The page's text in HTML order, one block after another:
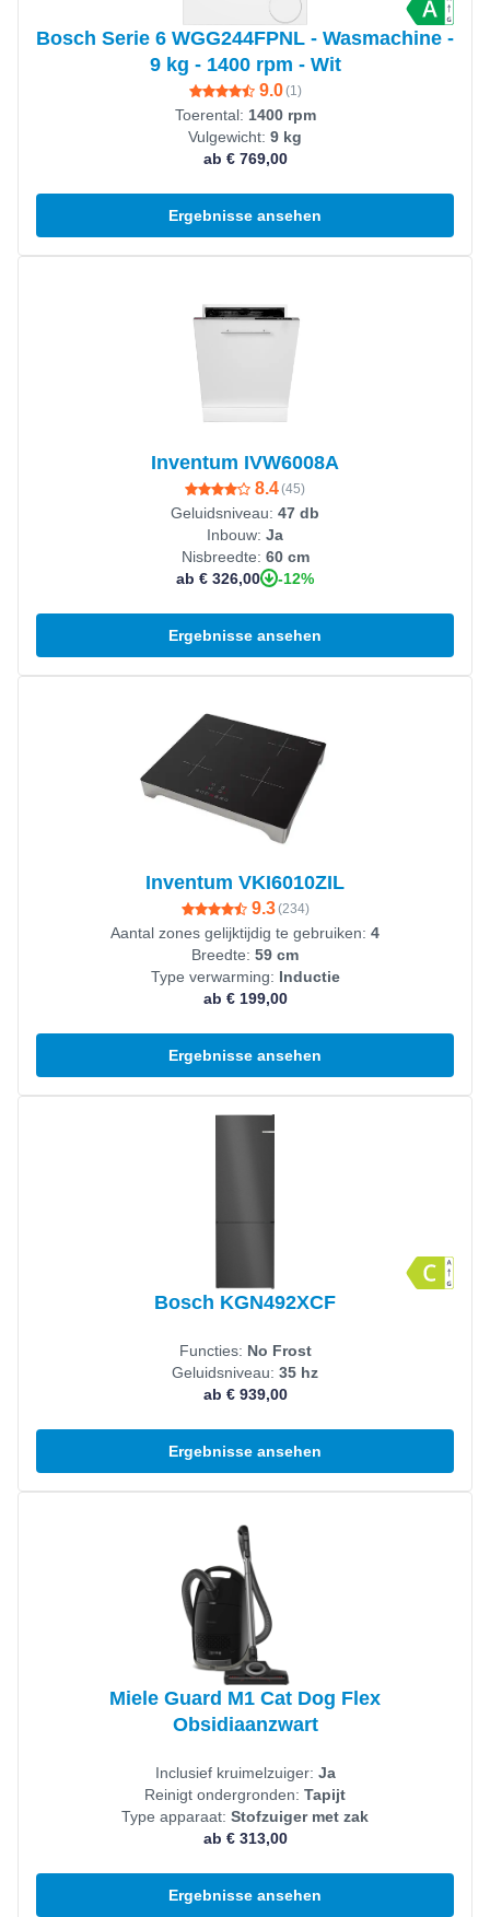
Bosch Serie 6 WGG244FPNL - Wasmachine -
9 kg - 1400 rpm - Wit
9.0(1 )
Toerental: 1400 rpm
Vulgewicht: 9 kg
ab € 769,00
Ergebnisse ansehen
Inventum IVW6008A
8.4(45)
Geluidsniveau: 47 db
Inbouw: Ja
Nisbreedte: 60 cm
ab € 326,00
-12%
Ergebnisse ansehen
Inventum VKI6010ZIL
9.3(234)
Aantal zones gelijktijdig te gebruiken: 4
Breedte: 59 cm
Type verwarming: Inductie
ab € 199,00
Ergebnisse ansehen
Bosch KGN492XCF
Functies: No Frost
Geluidsniveau: 35 hz
ab € 939,00
Ergebnisse ansehen
Miele Guard M1 Cat Dog Flex
Obsidiaanzwart
Inclusief kruimelzuiger: Ja
Reinigt ondergronden: Tapijt
Type apparaat: Stofzuiger met zak
ab € 313,00
Ergebnisse ansehen